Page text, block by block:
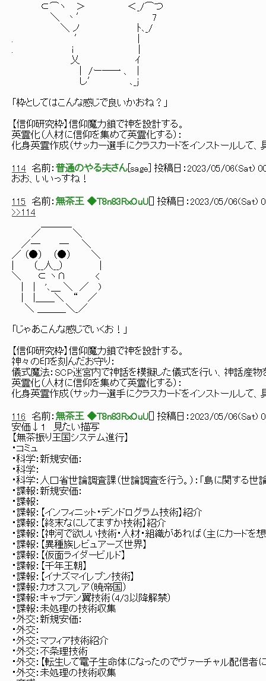
⊂⌒ヽ ＞ ＜_/⌒つ
＼ 丶′ 7
＼ ノ ﾄ､_/
. ′ |
. i |
乂 ｲ
| /ー―一 、 |
し′ ､_ｊ
「枠としてはこんな感じで良いかおね？」
【信仰研究枠】信仰魔力鎖で神を設計する。
英霊化（人材に信仰を集めて英霊化する）：
化身英霊作成（サッカー選手にクラスカードをインストールして
114 名前： 普通のやる夫さん sage ] 投稿日： 2023/05/06(Sat)
おお、いいっすね！
115 名前： 無茶王 ◆T8n83RxOuU ] 投稿日： 2023/05/06(Sat)
>>114
／ ＼
／─ ─ ＼
／ （●） （●） ＼
| （__人__） |
＼ ⊂ ヽ∩ <
| | '､＿ ＼ ／ )
| |＿＿＼ “ ／
＼ ＿＿＿＼_／
「じゃあこんな感じでいくお！」
【信仰研究枠】信仰魔力鎖で神を設計する。
神々の印を刻んだお守り：
儀式魔法：SCP迷宮内で神話を模擬した儀式を行い、神話産
英霊化（人材に信仰を集めて英霊化する）：
化身英霊作成（サッカー選手にクラスカードをインストールして
116 名前： 無茶王 ◆T8n83RxOuU ] 投稿日： 2023/05/06(Sat)
安価↓１ 見たい描写
【無茶振り王国システム進行】
・コミュ
・科学：新規安価：
・科学：
・科学：人口省世論調査課（世論調査を行う。）：「島に関する
・諜報：新規安価：
・諜報：
・諜報：【インフィニット・デンドログラム技術】紹介
・諜報：【終末なにしてますか技術】紹介
・諜報：【神河で欲しい技術・人材・組織があれば（主にカードを想
・諜報：【異種族レビュアーズ世界】
・諜報：【仮面ライダービルド】
・諜報：【千年王朝】
・諜報：【イナズマイレブン技術】
・諜報：カオスフレア（暁帝国）
・諜報：キャプテン翼技術（4/3以降解禁）
・諜報：未処理の技術収集
・外交：新規安価：
・外交：
・外交：マフィア技術紹介
・外交：不条理技術
・外交：【転生して電子生命体になったのでヴァーチャル配信者
・外交：未処理の技術収集